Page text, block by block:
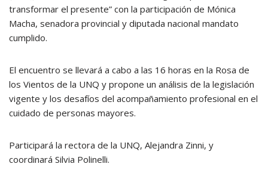
transformar el presente” con la participación de Mónica
Macha, senadora provincial y diputada nacional mandato
cumplido.
El encuentro se llevará a cabo a las 16 horas en la Rosa de
los Vientos de la UNQ y propone un análisis de la legislación
vigente y los desafíos del acompañamiento profesional en el
cuidado de personas mayores.
Participará la rectora de la UNQ, Alejandra Zinni, y
coordinará Silvia Polinelli.